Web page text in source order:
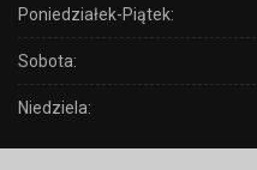
Poniedziałek-Piątek:
Sobota:
Niedziela: